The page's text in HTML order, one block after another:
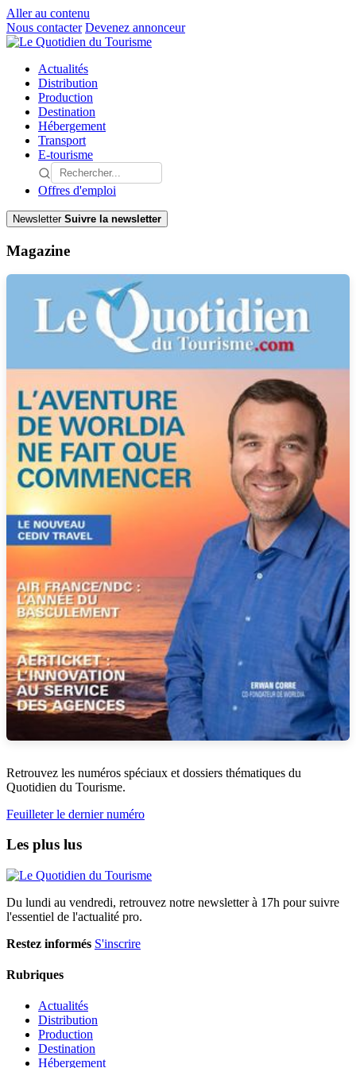
Aller au contenu
Nous contacter Devenez annonceur
Actualités
Distribution
Production
Destination
Hébergement
Transport
E-tourisme
Offres d'emploi
Newsletter Suivre la newsletter
Magazine
Retrouvez les numéros spéciaux et dossiers thématiques du
Quotidien du Tourisme.
Feuilleter le dernier numéro
Les plus lus
Du lundi au vendredi, retrouvez notre newsletter à 17h pour suivre
l'essentiel de l'actualité pro.
Restez informés S'inscrire
Rubriques
Actualités
Distribution
Production
Destination
Hébergement